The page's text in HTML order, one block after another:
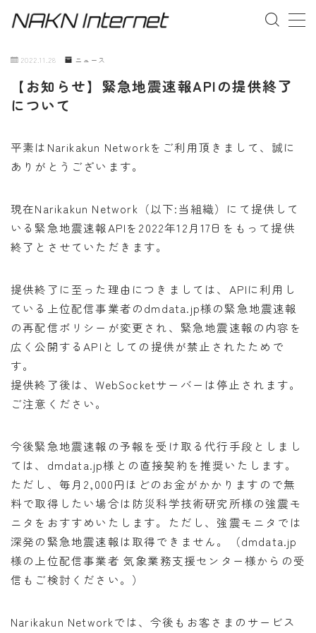
MENU
事業概要
2022.11.28 ニュース
【お知らせ】緊急地震速報APIの提供終了
について
平素はNarikakun Networkをご利用頂きまして、誠に
ありがとうございます。
現在Narikakun Network（以下:当組織）にて提供して
いる緊急地震速報APIを2022年12月17日をもって提供
終了とさせていただきます。
提供終了に至った理由につきましては、APIに利用し
ている上位配信事業者のdmdata.jp様の緊急地震速報
の再配信ポリシーが変更され、緊急地震速報の内容を
広く公開するAPIとしての提供が禁止されたためで
す。
提供終了後は、WebSocketサーバーは停止されます。
ご注意ください。
今後緊急地震速報の予報を受け取る代行手段としまし
ては、dmdata.jp様との直接契約を推奨いたします。
ただし、毎月2,000円ほどのお金がかかりますので無
料で取得したい場合は防災科学技術研究所様の強震モ
ニタをおすすめいたします。ただし、強震モニタでは
深発の緊急地震速報は取得できません。（dmdata.jp
様の上位配信事業者 気象業務支援センター様からの受
信もご検討ください。）
Narikakun Networkでは、今後もお客さまのサービス